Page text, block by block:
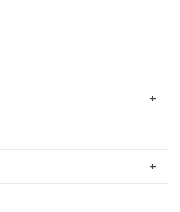
+
+